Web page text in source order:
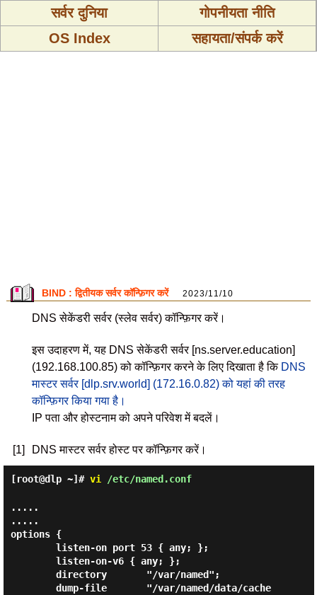
सर्वर दुनिया
गोपनीयता नीति
OS Index
सहायता/संपर्क करें
BIND : द्वितीयक सर्वर कॉन्फ़िगर करें 2023/11/10
DNS सेकेंडरी सर्वर (स्लेव सर्वर) कॉन्फ़िगर करें।
इस उदाहरण में, यह DNS सेकेंडरी सर्वर [ns.server.education]
(192.168.100.85) को कॉन्फ़िगर करने के लिए दिखाता है कि DNS
मास्टर सर्वर [dlp.srv.world] (172.16.0.82) को यहां की तरह
कॉन्फ़िगर किया गया है।
IP पता और होस्टनाम को अपने परिवेश में बदलें।
[1] DNS मास्टर सर्वर होस्ट पर कॉन्फ़िगर करें।
[root@dlp ~]# vi /etc/named.conf
.....
.....
options {